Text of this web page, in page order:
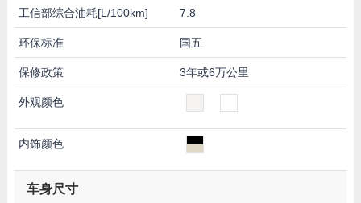
工信部综合油耗[L/100km] 7.8
环保标准 国五
保修政策 3年或6万公里
外观颜色
内饰颜色
车身尺寸